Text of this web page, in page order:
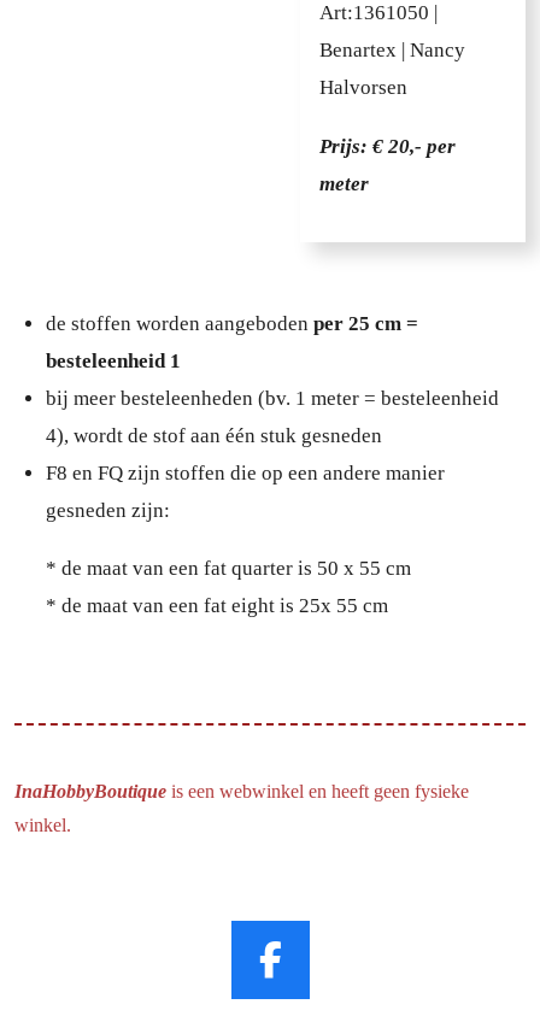
Art:1361050
Benartex | Nancy
Halvorsen
Prijs: € 20,- per
meter
de stoffen worden aangeboden per 25 cm =
besteleenheid 1
bij meer besteleenheden (bv. 1 meter = besteleenheid
4), wordt de stof aan één stuk gesneden
F8 en FQ zijn stoffen die op een andere manier
gesneden zijn:
* de maat van een fat quarter is 50 x 55 cm
* de maat van een fat eight is 25x 55 cm
InaHobbyBoutique is een webwinkel en heeft geen fysieke
winkel.
F